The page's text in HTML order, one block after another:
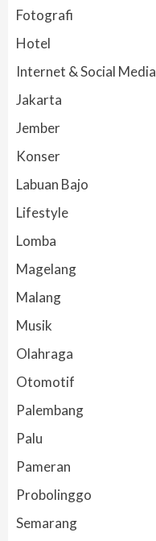
Fotografi
Hotel
Internet & Social Media
Jakarta
Jember
Konser
Labuan Bajo
Lifestyle
Lomba
Magelang
Malang
Musik
Olahraga
Otomotif
Palembang
Palu
Pameran
Probolinggo
Semarang